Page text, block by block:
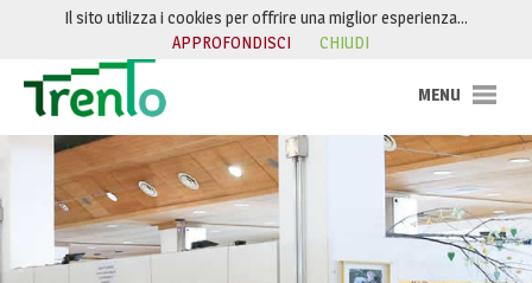
Salta al contenuto
Il sito utilizza i cookies per offrire una miglior esperienza…
APPROFONDISCI
CHIUDI